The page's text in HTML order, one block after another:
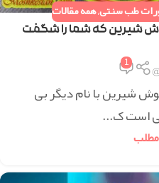
طب سنتی,همه مقالات
شیرین که شما را شگفت
1
شیرین با نام دیگر بی
است ک...